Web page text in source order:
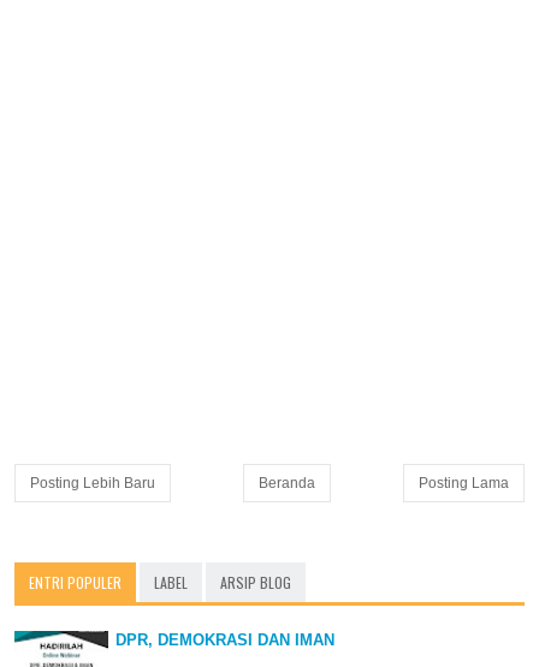
Posting Lebih Baru Posting Lama
Beranda
ENTRI POPULER LABEL ARSIP BLOG
DPR, DEMOKRASI DAN IMAN